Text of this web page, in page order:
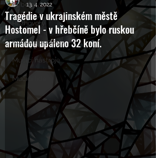
Příběhy
Rozhovory
Kulturní pohledy
Mučící nástroje
Mučící lidé
Tragédie v ukrajinském městě
Hostomel - v hřebčíně bylo ruskou
armádou upáleno 32 koní.
13. 4. 2022